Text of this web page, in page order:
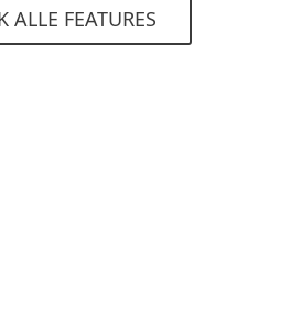
ALLE FEATURES